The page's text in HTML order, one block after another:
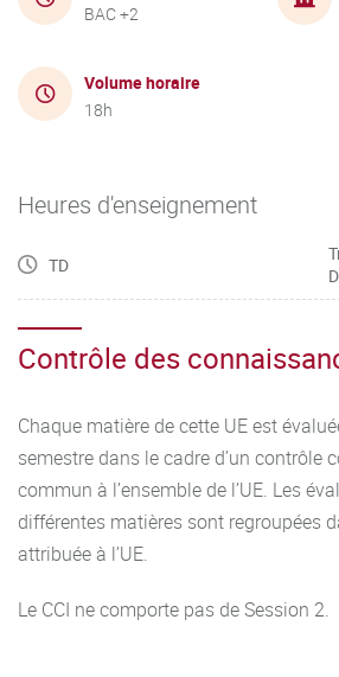
BAC +2
Volume horaire
18h
Heures d'enseignement
TD
Contrôle des
Chaque matière de cette UE est
semestre dans le cadre d’un contrôle
commun à l’ensemble de l’UE. Les
différentes matières sont regroupées
attribuée à l’UE.
Le CCI ne comporte pas de Session 2.